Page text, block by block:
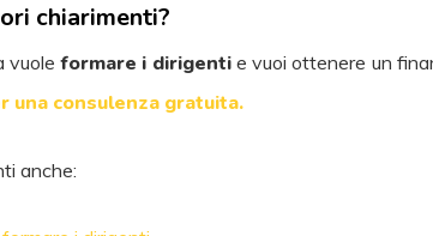
chiarimenti?
vuole formare i dirigentie vuoi ottenere un
una consulenza gratuita.
anche: